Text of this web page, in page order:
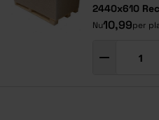
2440x610
Nu10,99per